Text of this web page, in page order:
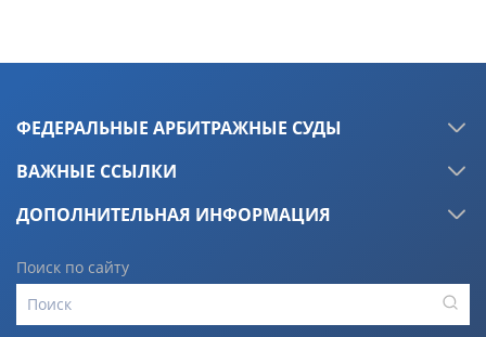
ФЕДЕРАЛЬНЫЕ АРБИТРАЖНЫЕ СУДЫ
ВАЖНЫЕ ССЫЛКИ
ДОПОЛНИТЕЛЬНАЯ ИНФОРМАЦИЯ
Поиск по сайту